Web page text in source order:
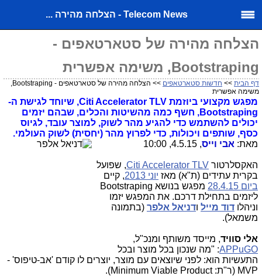
Telecom News - הצלחה מהירה ...
הצלחה מהירה של סטארטאפים -
Bootstraping, משימה אפשרית
דף הבית >> חדשות סטארטאפים
>> הצלחה מהירה של סטארטאפים - Bootstraping,
משימה אפשרית
מפגש מקצועי ביוזמת Citi Accelerator TLV, שיוחד לגישת ה-
Bootstraping, חשף כמה מהשיטות והכלים, שבהם יזמים
יכולים להשתמש כדי להגיע מהר לשוק, למוצר עובד, לגיוס
כסף, שותפים ויכולות, כדי לפרוץ מהר (יחסית) לשוק העולמי.
מאת: אבי וייס, 4.5.15, 10:00
האקסלרטור Citi Accelerator TLV, שפועל
בקרית עתידים (ת"א) מאז יוני 2013
, קיים
ביום 28.4.15
מפגש בנושא Bootstraping
ליזמים בתחילת דרכם. את המפגש יזמו
וניהלו דוד מייל ודניאל אלפר (בתמונה
משמאל).
אלי סוויד, מייסד משותף ומנכ"ל,
APPuGO: "מה שנכון בכל מוצר ובכל
התעשיות הוא: לפני שיוצאים עם מוצר, יוצרים לו קודם 'אב-טיפוס' -
MVP (ר"ת:Minimum Viable Product
)
.